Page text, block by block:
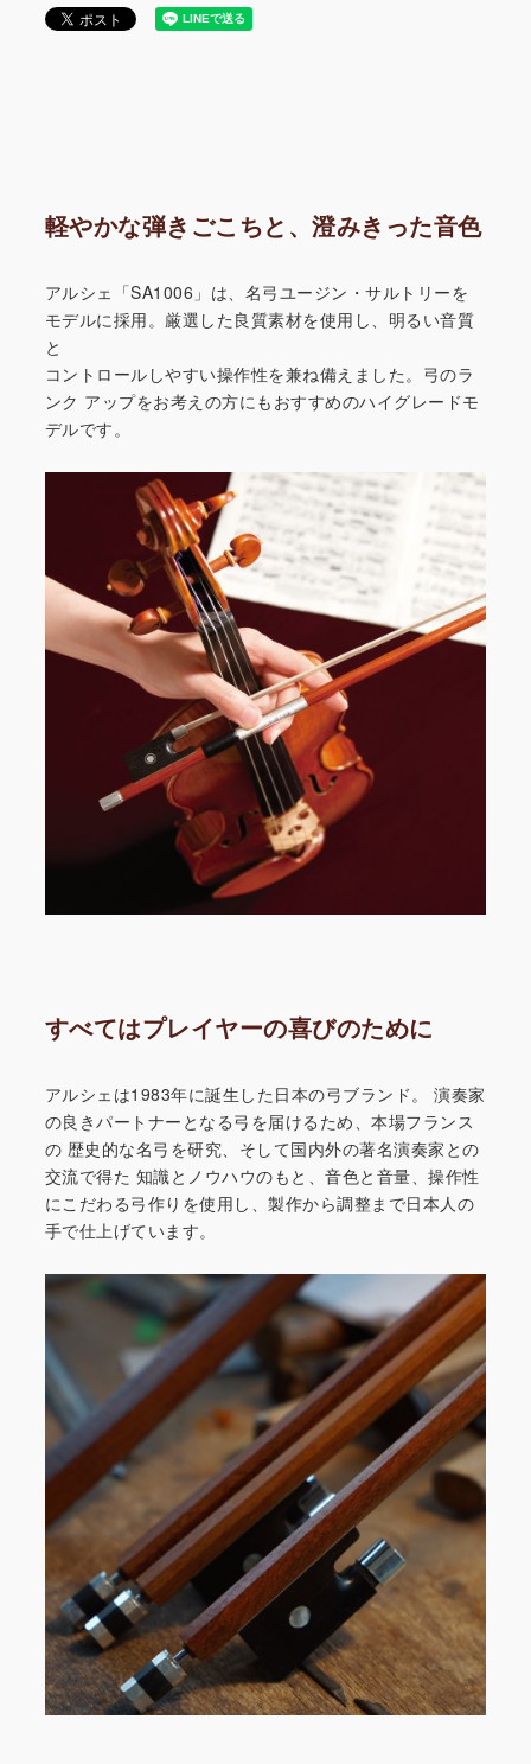
軽やかな弾きごこちと、澄みきった音色
アルシェ「SA1006」は、名弓ユージン・サルトリーを
モデルに採用。厳選した良質素材を使用し、明るい音質
と
コントロールしやすい操作性を兼ね備えました。弓のラ
ンク アップをお考えの方にもおすすめのハイグレードモ
デルです。
すべてはプレイヤーの喜びのために
アルシェは1983年に誕生した日本の弓ブランド。
演奏家
の良きパートナーとなる弓を届けるため、本場フランス
の 歴史的な名弓を研究、そして国内外の著名演奏家との
交流で得た 知識とノウハウのもと、音色と音量、操作性
にこだわる弓作りを使用し、製作から調整まで日本人の
手で仕上げています。